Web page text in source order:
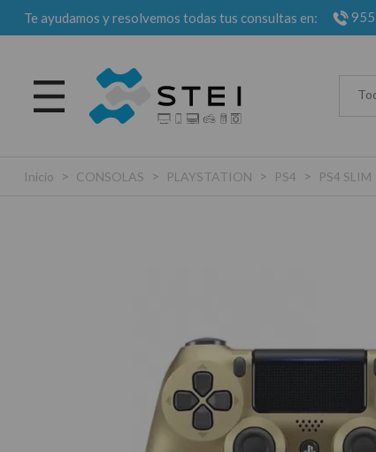
Te ayudamos y resolvemos todas tus consultas en:
Inicio > CONSOLAS > PLAYSTATION > PS4 > PS4 SLIM